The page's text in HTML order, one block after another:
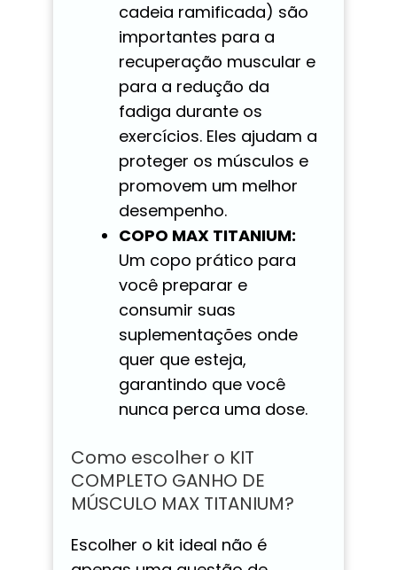
cadeia ramificada) são
importantes para a
recuperação muscular e
para a redução da
fadiga durante os
exercícios. Eles ajudam a
proteger os músculos e
promovem um melhor
desempenho.
COPO MAX TITANIUM:
Um copo prático para
você preparar e
consumir suas
suplementações onde
quer que esteja,
garantindo que você
nunca perca uma dose.
Como escolher o KIT
COMPLETO GANHO DE
MÚSCULO MAX TITANIUM?
Escolher o kit ideal não é